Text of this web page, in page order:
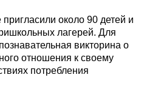
около 90 детей и
лагерей. Для
викторина о
отношения к своему
потребления